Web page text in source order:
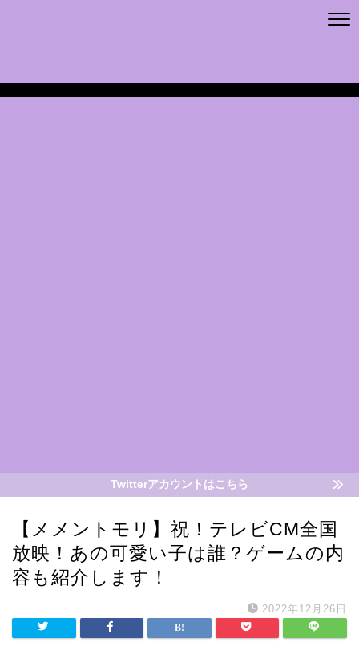
Twitterアカウントはこちら
【メメントモリ】祝！テレビCM全国
放映！あの可愛い子は誰？ゲームの内
容も紹介します！
2022年12月26日